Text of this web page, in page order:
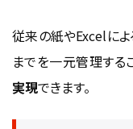
従来の紙やExcelに
までを一元管理する
実現できます。